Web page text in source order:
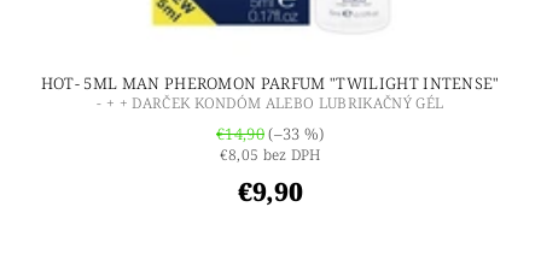
HOT- 5ML MAN PHEROMON PARFUM "TWILIGHT INTENSE"
- + + DARČEK KONDÓM ALEBO LUBRIKAČNÝ GÉL
€14,90(–33 %)
€8,05 bez DPH
€9,90